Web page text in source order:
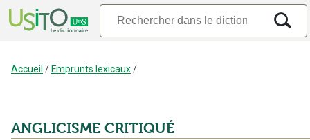
Accueil /Emprunts lexicaux/
ANGLICISME CRITIQUÉ